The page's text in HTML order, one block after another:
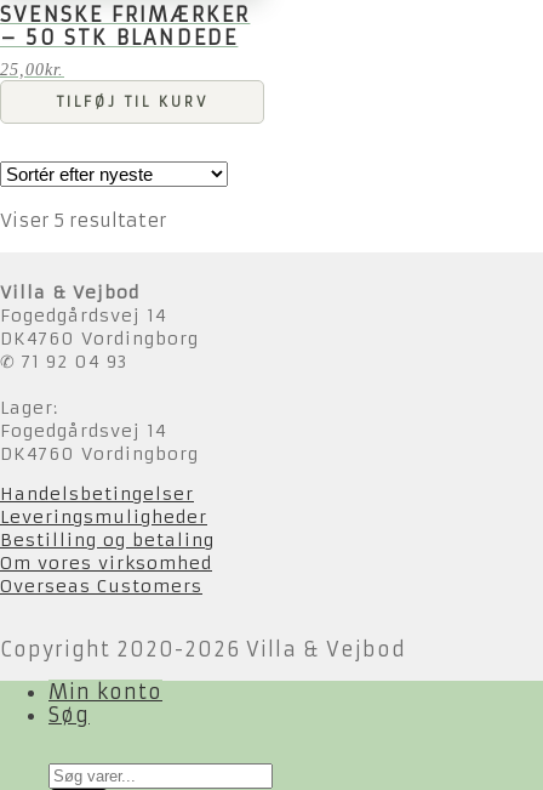
SVENSKE FRIMÆRKER
– 50 STK BLANDEDE
25,00kr.
TILFØJ TIL KURV
Viser 5 resultaterSorteret
Villa & Vejbod
Fogedgårdsvej 14
DK4760 Vordingborg
✆ 71 92 04 93
Lager:
Fogedgårdsvej 14
DK4760 Vordingborg
Handelsbetingelser
Leveringsmuligheder
Bestilling og betaling
Om vores virksomhed
Overseas Customers
Copyright 2020-2026 Villa & Vejbod
Min konto
Søg
Products
search